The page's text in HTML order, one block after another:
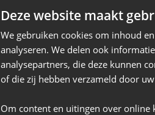
Deze website maakt
We gebruiken cookies om inhoud
analyseren. We delen ook
analysepartners, die deze kunnen
of die zij hebben verzameld door
Om content en uitingen over online